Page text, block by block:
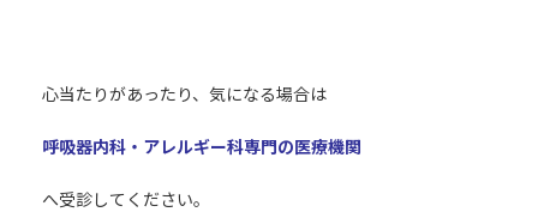
心当たりがあったり、気になる場合は
呼吸器内科・アレルギー科専門の医療機関
へ受診してください。